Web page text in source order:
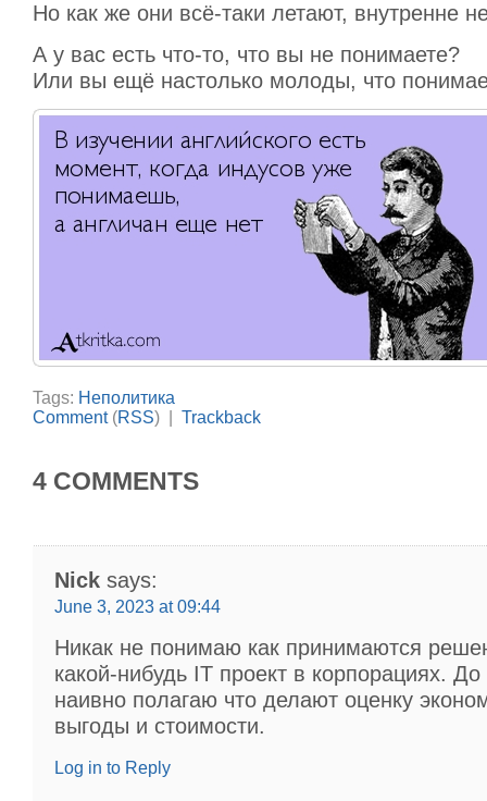
Но как же они всё-таки летают, внутренне
А у вас есть что-то, что вы не понимаете?
Или вы ещё настолько молоды, что
Tags: Неполитика
Comment(RSS) | Trackback
4 COMMENTS
Nick says:
June 3, 2023 at 09:44
Никак не понимаю как принимаются
какой-нибудь IT проект в корпорациях. До
наивно полагаю что делают оценку
выгоды и стоимости.
Log in to Reply